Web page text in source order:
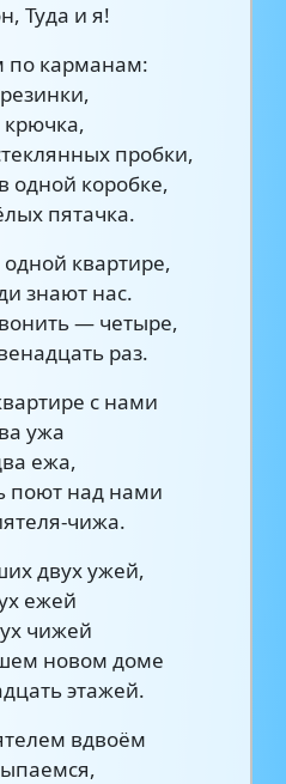
Туда и я!
карманам:
пробки,
одной коробке,
пятачка.
квартире,
знают нас.
— четыре,
раз.
с нами
ужа
ежа,
поют над нами
чижа.
двух ужей,
ежей
чижей
новом доме
этажей.
вдвоём